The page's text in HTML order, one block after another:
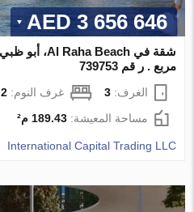
3 656 646 AED
مربع . ر قم 739753
الغرف:3 غرف النوم:2
مساحة المعيشة:189.43 م²
International Capital Trading LLC